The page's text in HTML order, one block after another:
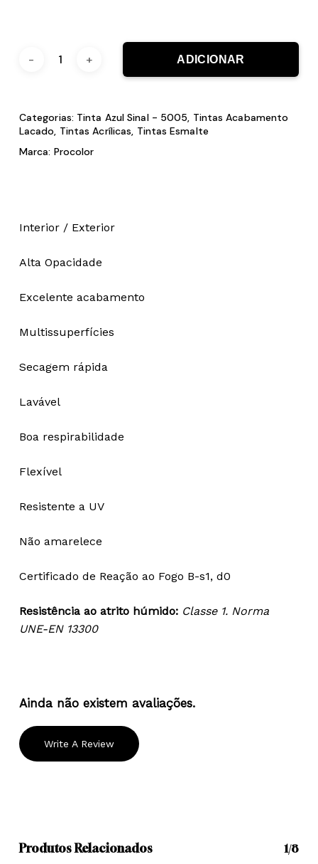
ADICIONAR
Categorias: Tinta Azul Sinal - 5005, Tintas Acabamento
Lacado, Tintas Acrílicas, Tintas Esmalte
Marca: Procolor
Interior / Exterior
Alta Opacidade
Excelente acabamento
Multissuperfícies
Secagem rápida
Lavável
Boa respirabilidade
Flexível
Resistente a UV
Não amarelece
Certificado de Reação ao Fogo B-s1, d0
Resistência ao atrito húmido: Classe 1. Norma
UNE-EN 13300
Ainda não existem avaliações.
Write A Review
Produtos Relacionados 1/8